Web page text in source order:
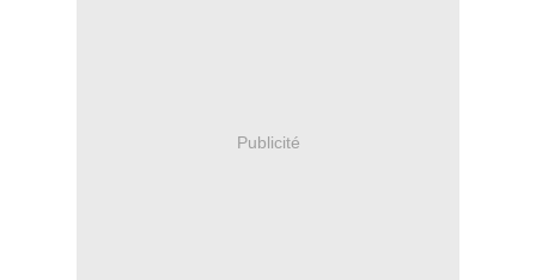
Publicité